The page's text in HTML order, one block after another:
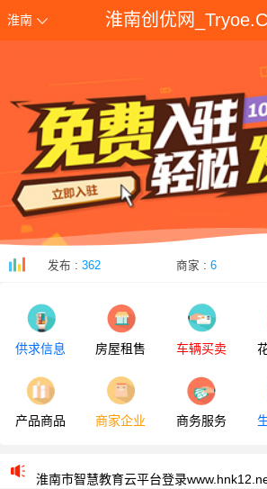
淮南 淮南创优网
发布 :362 商家 :6
供求信息 房屋租售 车辆买卖
产品商品 商家企业 商务服务
淮南市智慧教育云平台登录